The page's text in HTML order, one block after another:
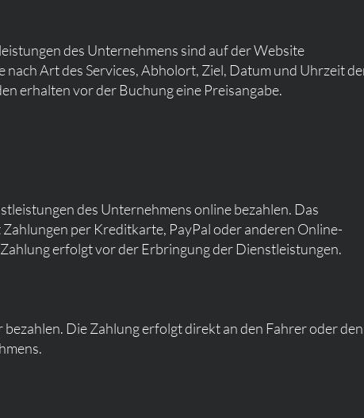
des Unternehmens sind auf der Website
nach Art des Services, Abholort, Ziel, Datum und Uhrzeit
erhalten vor der Buchung eine Preisangabe.
des Unternehmens online bezahlen. Das
per Kreditkarte, PayPal oder anderen Online-
erfolgt vor der Erbringung der Dienstleistungen.
bezahlen. Die Zahlung erfolgt direkt an den Fahrer oder den